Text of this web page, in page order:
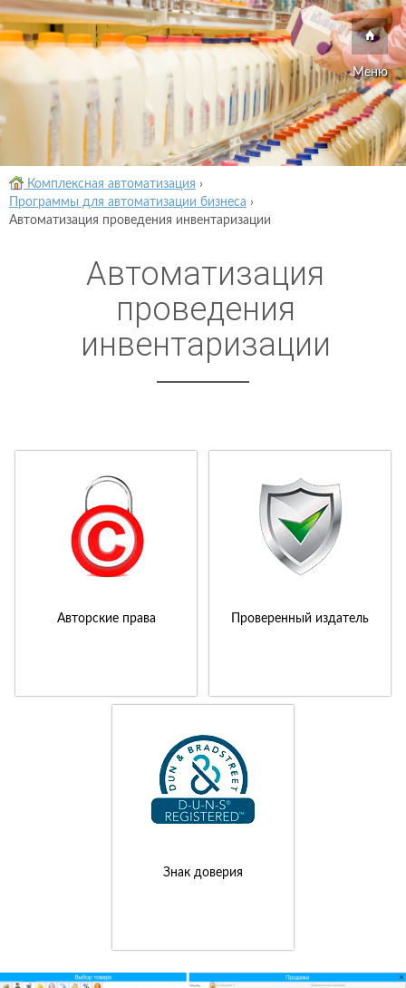
Меню
Комплексная автоматизация ›
Программы для автоматизации бизнеса ›
Автоматизация проведения инвентаризации
Автоматизация
проведения
инвентаризации
Авторские права Проверенный издатель
Знак доверия